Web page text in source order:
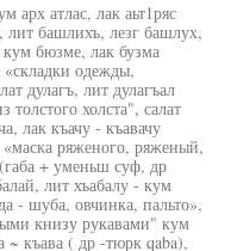
арх атлас, лак аьт1ряс
лит башлихъ, лезг башлух,
бюзме, лак бузма
«складки одежды,
дулагъ, лит дулагъал
холста", салат
лак къачу - къавачу
ряженого, ряженый,
+ уменьш суф, др
лит хъабалу - кум
- шуба, овчинка, пальто»,
книзу рукавами" кум
~ къава ( др -тюрк qaba),